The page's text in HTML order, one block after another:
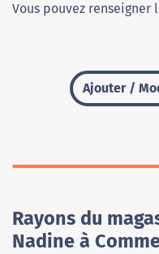
Vous pouvez renseigner
Ajouter /
Rayons du
Nadine à